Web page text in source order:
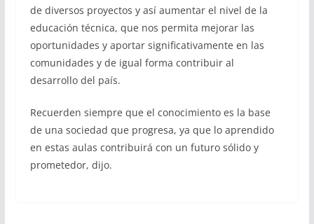
de diversos proyectos y así aumentar el nivel de la
educación técnica, que nos permita mejorar las
oportunidades y aportar significativamente en las
comunidades y de igual forma contribuir al
desarrollo del país.
Recuerden siempre que el conocimiento es la base
de una sociedad que progresa, ya que lo aprendido
en estas aulas contribuirá con un futuro sólido y
prometedor, dijo.